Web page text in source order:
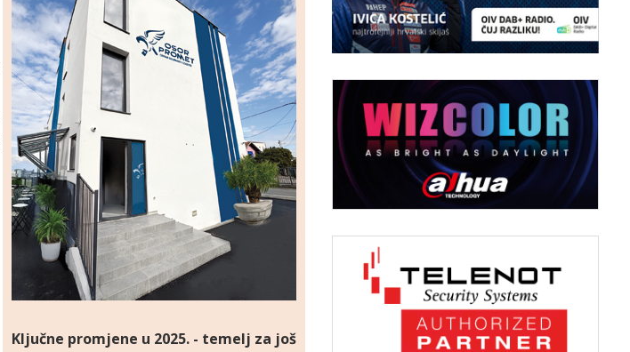
Ključne promjene u 2025. - temelj za još